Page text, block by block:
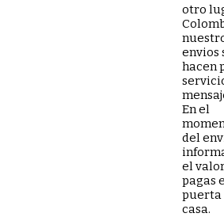
otro
envios
hacen
En el
del
el
pagas
puerta
casa.